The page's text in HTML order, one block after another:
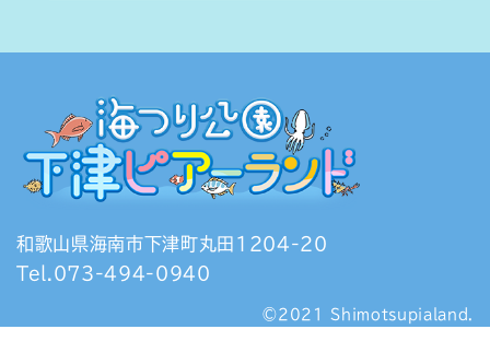
和歌山県海南市下津町丸田1204-20
Tel.073-494-0940
©2021 Shimotsupialand.